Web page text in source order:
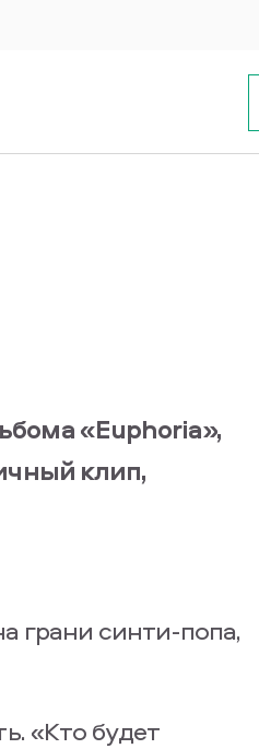
«Euphoria»,
клип,
грани синти-попа,
«Кто будет